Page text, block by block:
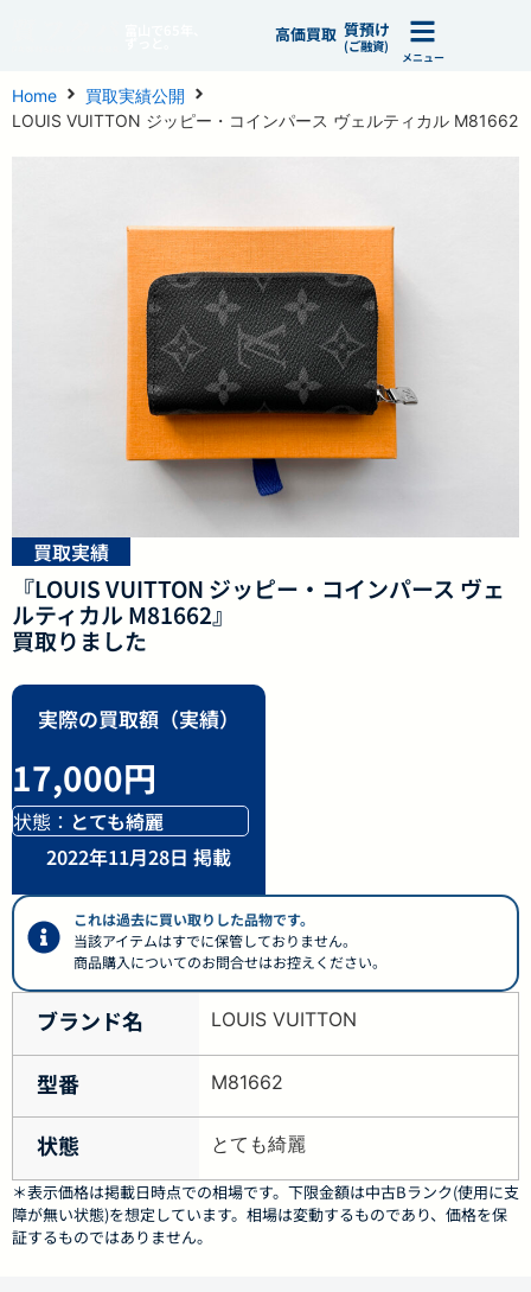
高価買取 質預け
(ご融資)
メニュー
Home
買取実績公開
LOUIS VUITTON ジッピー・コインパース ヴェルティカル M81662
買取実績
『LOUIS VUITTON ジッピー・コインパース ヴェ
ルティカル M81662』
買取りました
実際の買取額（実績）
17,000円
状態： とても綺麗
2022年11月28日 掲載
これは過去に買い取りした品物です。
当該アイテムはすでに保管しておりません。
商品購入についてのお問合せはお控えください。
ブランド名 LOUIS VUITTON
型番 M81662
状態 とても綺麗
＊表示価格は掲載日時点での相場です。下限金額は中古Bランク(使用に支
障が無い状態)を想定しています。相場は変動するものであり、価格を保
証するものではありません。